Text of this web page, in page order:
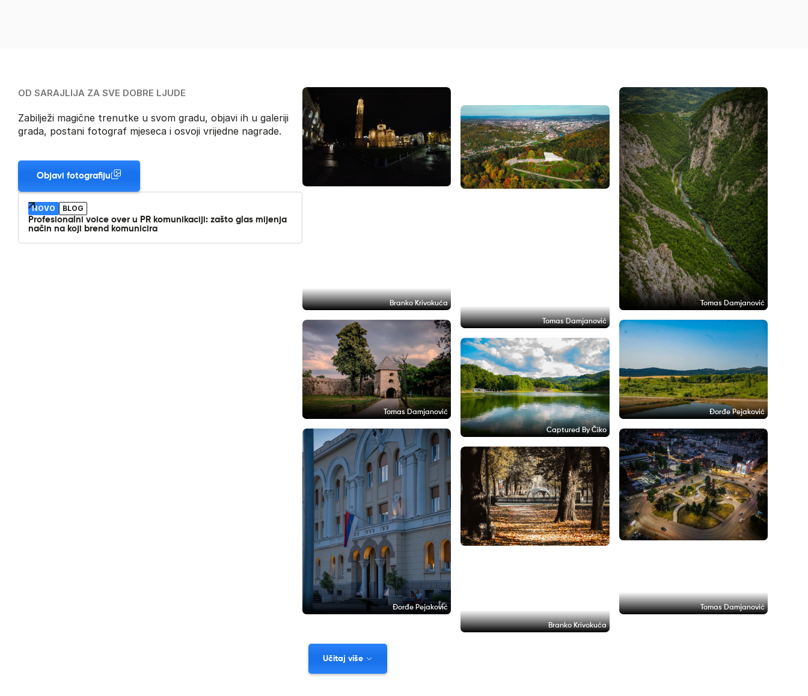
OD SARAJLIJA ZA SVE DOBRE LJUDE
Zabilježi magične trenutke u svom gradu, objavi ih u galeriji
grada, postani fotograf mjeseca i osvoji vrijedne nagrade.
Objavi fotografiju
NOVO
BLOG
Profesionalni voice over u PR komunikaciji: zašto glas mijenja
način na koji brend komunicira
Branko Krivokuća
Tomas Damjanović
Tomas Damjanović
Tomas Damjanović
Captured By Čiko
Đorđe Pejaković
Đorđe Pejaković
Branko Krivokuća
Tomas Damjanović
Učitaj više